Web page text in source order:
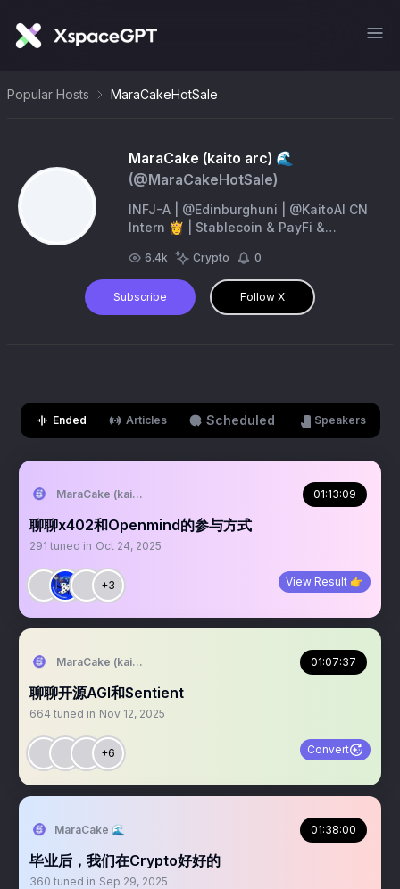
Popular Hosts MaraCakeHotSale
MaraCake (kaito arc) 🌊
(@MaraCakeHotSale)
INFJ-A | @Edinburghuni | @KaitoAI CN
Intern 👸 | Stablecoin & PayFi &
6.4k Crypto 0
Subscribe Follow X
Ended Articles Scheduled Speakers
MaraCake (kaito arc) 🌊 01:13:09
聊聊x402和Openmind的参与方式
291 tuned in Oct 24, 2025
+3 View Result 👉
MaraCake (kaito arc) 🌊 01:07:37
聊聊开源AGI和Sentient
664 tuned in Nov 12, 2025
+6 Convert
MaraCake 🌊 01:38:00
毕业后，我们在Crypto好好的
360 tuned in Sep 29, 2025